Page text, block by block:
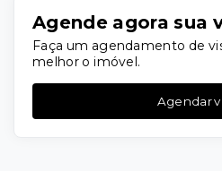
Agende agora sua
Faça um agendamento de
melhor o imóvel.
Agendar